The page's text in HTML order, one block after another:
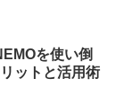
を使い倒
ットと活用術